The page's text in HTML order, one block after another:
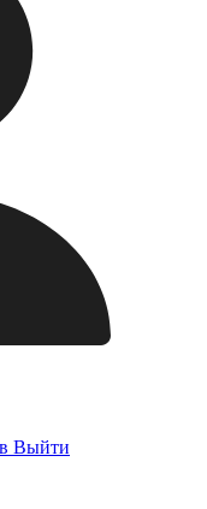
Выйти